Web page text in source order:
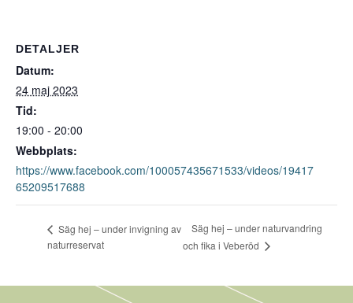
DETALJER
Datum:
24 maj 2023
Tid:
19:00 - 20:00
Webbplats:
https://www.facebook.com/100057435671533/videos/19417
65209517688
Säg hej – under invigning av
naturreservat
Säg hej – under naturvandring
och fika i Veberöd